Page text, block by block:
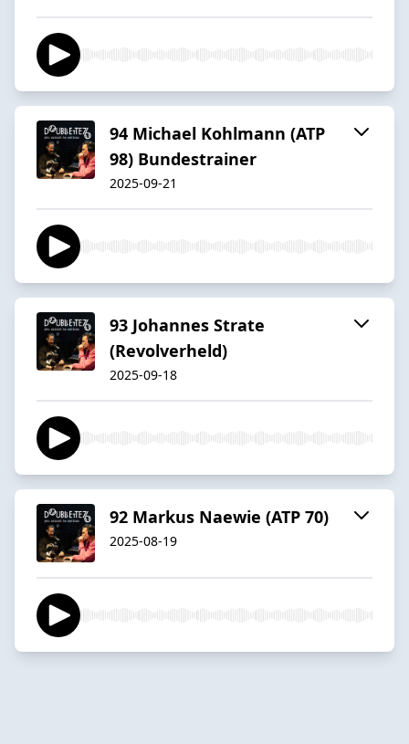
94 Michael Kohlmann (ATP
98) Bundestrainer
2025-09-21
93 Johannes Strate
(Revolverheld)
2025-09-18
92 Markus Naewie (ATP 70)
2025-08-19